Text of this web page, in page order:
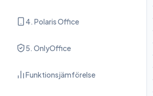
4. Polaris Office
5. OnlyOffice
Funktionsjämförelse